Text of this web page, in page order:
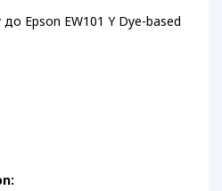
Epson EW101 Y Dye-based